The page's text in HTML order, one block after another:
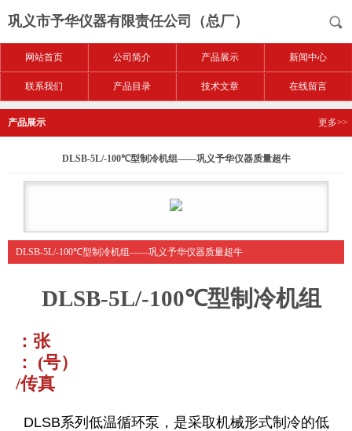
巩义市予华仪器有限责任公司（总厂）
网站首页 公司简介 产品展示 新闻中心
联系我们 产品目录 技术文章 在线留言
产品展示 更多>>
DLSB-5L/-100℃型制冷机组——巩义予华仪器质量超牛
DLSB-5L/-100℃型制冷机组——巩义予华仪器质量超牛
DLSB-5L/-100℃型制冷机组
：张
： (号）
/传真
DLSB系列低温循环泵，是采取机械形式制冷的低